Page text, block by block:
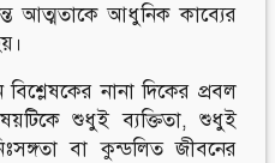
আত্মতাকে আধুনিক কাব্যের
নানা দিকের প্রবল
শুধুই ব্যক্তিতা, শুধুই
বা কুন্ডলিত জীবনের